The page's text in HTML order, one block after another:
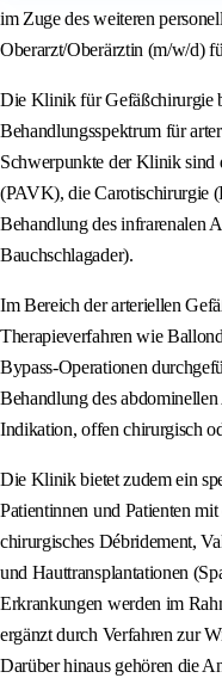
im Zuge des weiteren
Oberarzt/Oberärztin (m/w/d)
Die Klinik für Gefäßchirurgie
Behandlungsspektrum für
Schwerpunkte der Klinik sind
(PAVK), die Carotischirurgie
Behandlung des infrarenalen
Bauchschlagader).
Im Bereich der arteriellen
Therapieverfahren wie
Bypass-Operationen
Behandlung des
Indikation, offen chirurgisch
Die Klinik bietet zudem ein
Patientinnen und Patienten
chirurgisches Débridement,
und Hauttransplantationen
Erkrankungen werden im
ergänzt durch Verfahren zur
Darüber hinaus gehören die